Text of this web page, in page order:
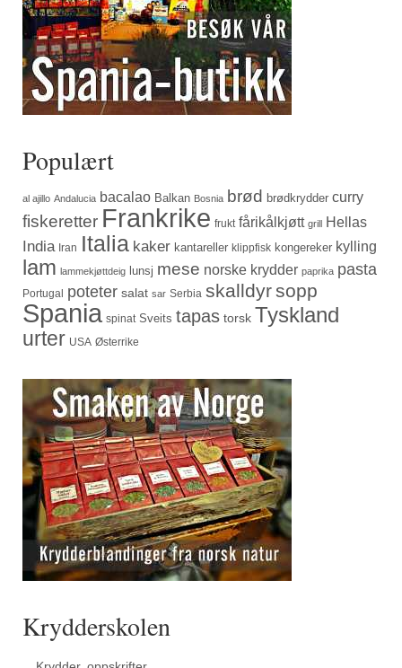
Populært
al ajillo Andalucia bacalao Balkan Bosnia brød brødkrydder curry
fiskeretter Frankrike frukt fårikålkjøtt grill Hellas
India Iran Italia kaker kantareller klippfisk kongereker kylling
lam lammekjøttdeig lunsj mese norske krydder paprika pasta
Portugal poteter salat sar Serbia skalldyrsopp
Spania spinat Sveits tapas torsk Tyskland
urter USA Østerrike
Krydderskolen